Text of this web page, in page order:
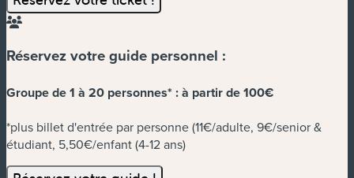
Réservez votre guide personnel :
Groupe de 1 à 20 personnes* :à partir de 100€
*plus billet d'entrée par personne (11€/adulte, 9€/senior &
étudiant, 5,50€/enfant (4-12 ans)